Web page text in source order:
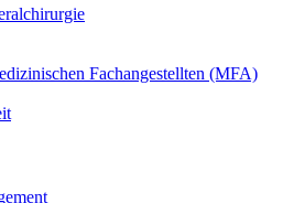
Fachangestellten (MFA)